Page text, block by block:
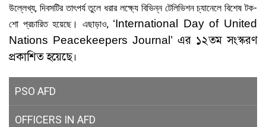
উল্লেখ্য, দিবসটির তাৎপর্য তুলে ধরার লক্ষ্যে বিভিন্ন টেলিভিশন চ্যানেলে বিশেষ টক-
শো প্রচারিত হয়েছে। এছাড়াও, ‘International Day of United
Nations Peacekeepers Journal’ এর ১২তম সংস্করণ
প্রকাশিত হয়েছে।
PSO AFD
OFFICERS IN AFD